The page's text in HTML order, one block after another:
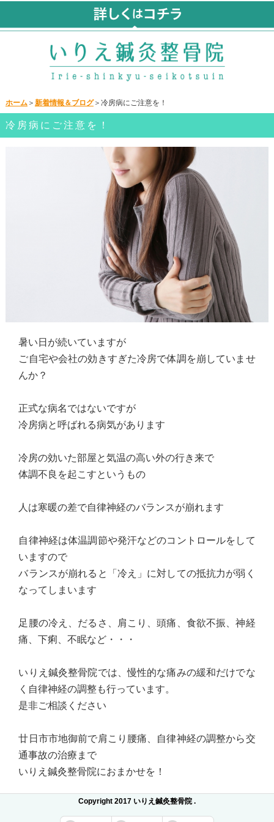
ホーム＞ 新着情報＆ブログ＞冷房病にご注意を！
冷房病にご注意を！
暑い日が続いていますが
ご自宅や会社の効きすぎた冷房で体調を崩していませ
んか？
正式な病名ではないですが
冷房病と呼ばれる病気があります
冷房の効いた部屋と気温の高い外の行き来で
体調不良を起こすというもの
人は寒暖の差で自律神経のバランスが崩れます
自律神経は体温調節や発汗などのコントロールをして
いますので
バランスが崩れると「冷え」に対しての抵抗力が弱く
なってしまいます
足腰の冷え、だるさ、肩こり、頭痛、食欲不振、神経
痛、下痢、不眠など・・・
いりえ鍼灸整骨院では、慢性的な痛みの緩和だけでな
く自律神経の調整も行っています。
是非ご相談ください
廿日市市地御前で肩こり腰痛、自律神経の調整から交
通事故の治療まで
いりえ鍼灸整骨院におまかせを！
Copyright 2017 いりえ鍼灸整骨院 .